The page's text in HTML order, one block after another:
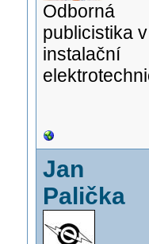
Odborná
publicistika v
instalační
Jan
Palička